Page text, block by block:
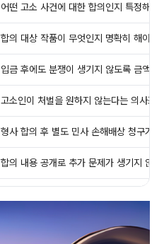
어떤 고소 사건에 대한 합의인지 특정해야
합의 대상 작품이 무엇인지 명확히 해야
입금 후에도 분쟁이 생기지 않도록 금액과
고소인이 처벌을 원하지 않는다는 의사표
형사 합의 후 별도 민사 손해배상 청구가
합의 내용 공개로 추가 문제가 생기지 않